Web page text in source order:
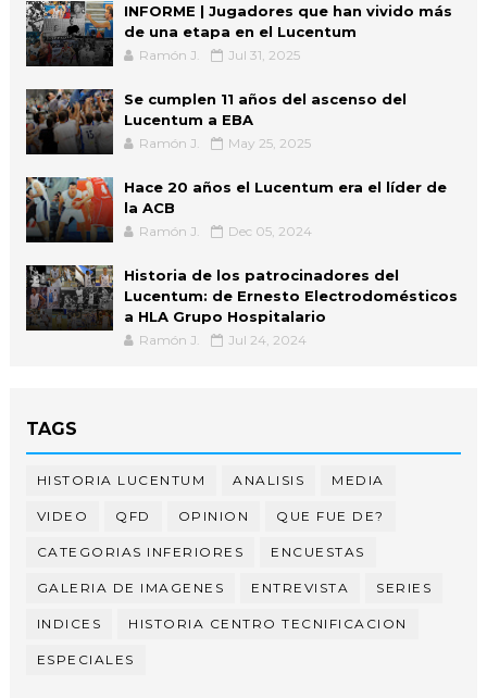
INFORME | Jugadores que han vivido más
de una etapa en el Lucentum
Ramón J. Jul 31, 2025
Se cumplen 11 años del ascenso del
Lucentum a EBA
Ramón J. May 25, 2025
Hace 20 años el Lucentum era el líder de
la ACB
Ramón J. Dec 05, 2024
Historia de los patrocinadores del
Lucentum: de Ernesto Electrodomésticos
a HLA Grupo Hospitalario
Ramón J. Jul 24, 2024
TAGS
HISTORIA LUCENTUM ANALISIS MEDIA
VIDEO QFD OPINION QUE FUE DE?
CATEGORIAS INFERIORES ENCUESTAS
GALERIA DE IMAGENES ENTREVISTA SERIES
INDICES HISTORIA CENTRO TECNIFICACION
ESPECIALES